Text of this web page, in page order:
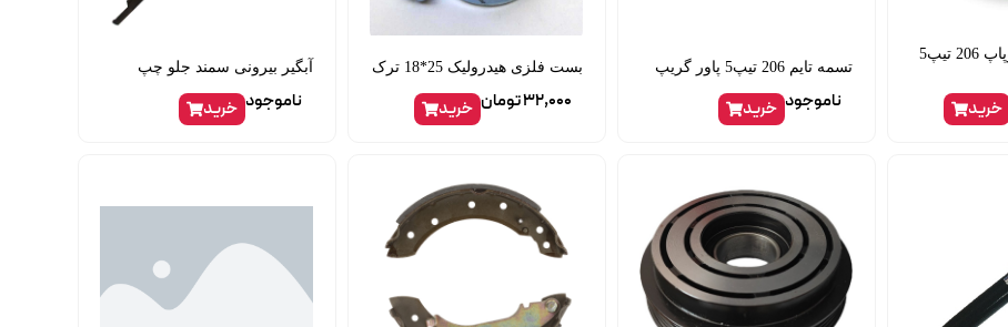
کاسه نمد میل سوپاپ 206 تیپ5
خرید
تسمه تایم 206 تیپ5 پاور گریپ
ناموجود خرید
بست فلزی هیدرولیک 25*18 ترک
32,000تومان خرید
آبگیر بیرونی سمند جلو چپ
ناموجود خرید